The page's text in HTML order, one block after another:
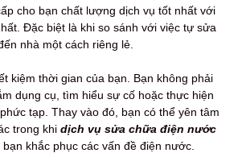
cho bạn chất lượng dịch vụ tốt nhất với
Đặc biệt là khi so sánh với việc tự sửa
nhà một cách riêng lẻ.
kiệm thời gian của bạn. Bạn không phải
dụng cụ, tìm hiểu sự cố hoặc thực hiện
tạp. Thay vào đó, bạn có thể yên tâm
trong khi dịch vụ sửa chữa điện nước
bạn khắc phục các vấn đề điện nước.